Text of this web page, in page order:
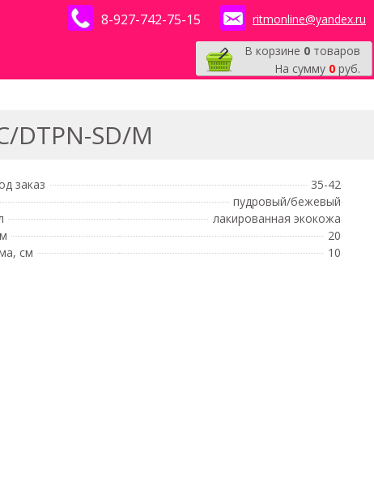
8-927-742-75-15 ritmonline@yandex.ru
В корзине 0 товаров
На сумму 0 руб.
SD/M
заказ
35-42
пудровый/бежевый
лакированная экокожа
20
см
10